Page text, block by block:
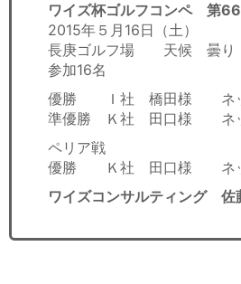
ワイズ杯ゴルフコンペ 第
2015年５月16日（土）
長庚ゴルフ場 天候 曇り
参加16名
優勝 Ｉ社 橋田様 ネ
準優勝 Ｋ社 田口様 ネ
ペリア戦
優勝 Ｋ社 田口様 ネッ
ワイズコンサルティング 佐